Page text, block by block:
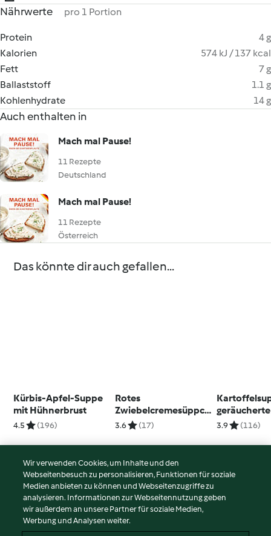
Nährwerte pro 1 Portion
Protein
4 g
Kalorien
574 kJ / 137 kcal
Fett
7 g
Ballaststoff
1.1 g
Kohlenhydrate
14 g
Auch enthalten in
Mach mal Pause!
11 Rezepte
Deutschland
Mach mal Pause!
11 Rezepte
Österreich
Das könnte dir auch gefallen...
Kürbis-Apfel-Suppe
mit Hühnerbrust
4.5 (196)
Rotes
Zwiebelcremesüppch
en
3.6 (17) 3.9 (116)
© Copyright 2026
Nutzungsbedingungen
Datenschutzrichtlinien
Wir verwenden Cookies, um Inhalte und den
Webseitenbesuch zu personalisieren, Funktionen für soziale
Medien anbieten zu können und Webseitenzugriffe zu
analysieren. Informationen zur Webseitennutzung geben
wir außerdem an unsere Partner für soziale Medien,
Werbung und Analysen weiter.